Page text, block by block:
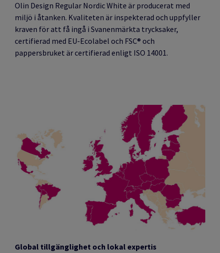
Olin Design Regular Nordic White är producerat med
miljö i åtanken. Kvaliteten är inspekterad och uppfyller
kraven för att få ingå i Svanenmärkta trycksaker,
certifierad med EU-Ecolabel och FSC® och
pappersbruket är certifierad enligt ISO 14001.
Global tillgänglighet och lokal expertis